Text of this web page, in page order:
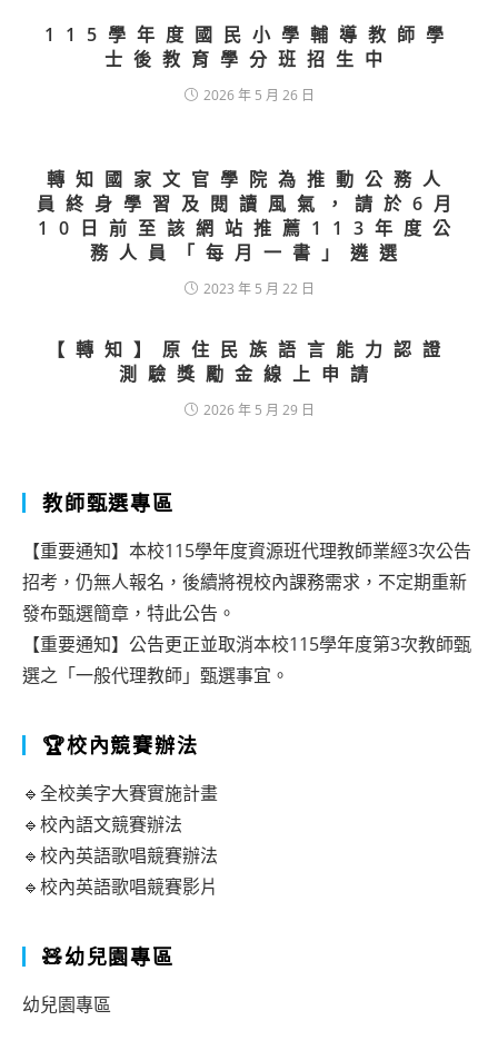
115學年度國民小學輔導教師學
士後教育學分班招生中
2026 年 5 月 26 日
轉知國家文官學院為推動公務人
員終身學習及閱讀風氣，請於6月
10日前至該網站推薦113年度公
務人員「每月一書」遴選
2023 年 5 月 22 日
【轉知】原住民族語言能力認證
測驗獎勵金線上申請
2026 年 5 月 29 日
教師甄選專區
【重要通知】本校115學年度資源班代理教師業經3次公告
招考，仍無人報名，後續將視校內課務需求，不定期重新
發布甄選簡章，特此公告。
【重要通知】公告更正並取消本校115學年度第3次教師甄
選之「一般代理教師」甄選事宜。
🏆校內競賽辦法
🔹全校美字大賽實施計畫
🔹校內語文競賽辦法
🔹校內英語歌唱競賽辦法
🔹校內英語歌唱競賽影片
🧸幼兒園專區
幼兒園專區